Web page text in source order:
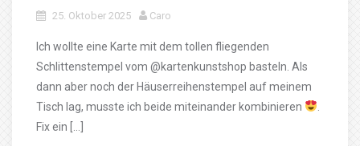
25. Oktober 2025 Caro
Ich wollte eine Karte mit dem tollen fliegenden
Schlittenstempel vom @kartenkunstshop basteln. Als
dann aber noch der Häuserreihenstempel auf meinem
Tisch lag, musste ich beide miteinander kombinieren
Fix ein […]